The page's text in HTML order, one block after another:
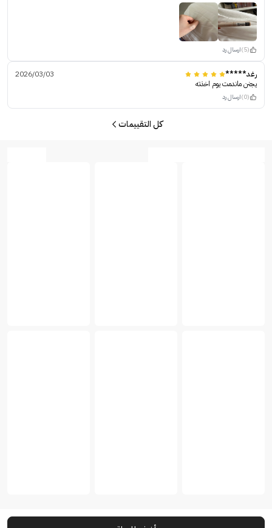
(5) ارسال رد
رغد*****
2026/03/03
يجنن ماندمت يوم اخذته
(0) ارسال رد
كل التقييمات